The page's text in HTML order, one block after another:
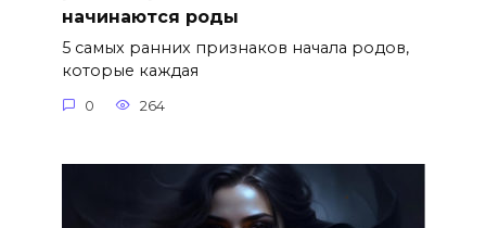
начинаются роды
5 самых ранних признаков начала родов,
которые каждая
0 264